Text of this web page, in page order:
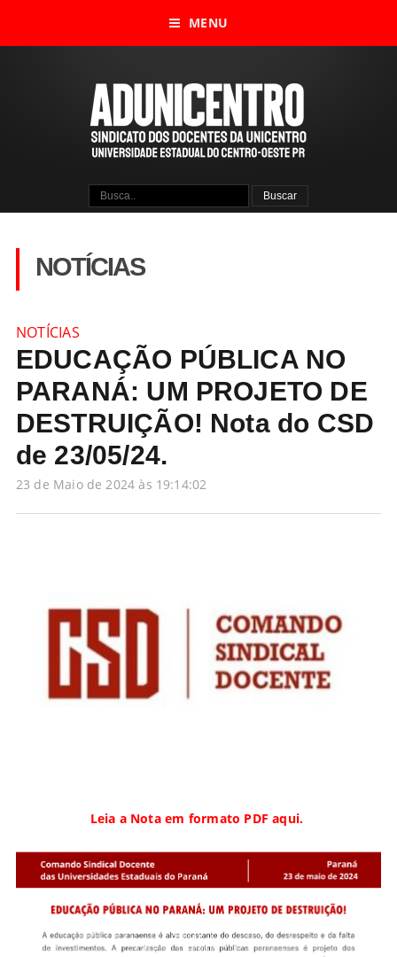
MENU
NOTÍCIAS
NOTÍCIAS
EDUCAÇÃO PÚBLICA NO
PARANÁ: UM PROJETO DE
DESTRUIÇÃO! Nota do CSD
de 23/05/24.
23 de Maio de 2024 às 19:14:02
Leia a Nota em formato PDF aqui.